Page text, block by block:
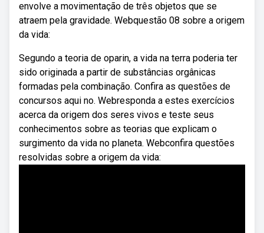
envolve a movimentação de três objetos que se
atraem pela gravidade. Webquestão 08 sobre a origem
da vida:
Segundo a teoria de oparin, a vida na terra poderia ter
sido originada a partir de substâncias orgânicas
formadas pela combinação. Confira as questões de
concursos aqui no. Webresponda a estes exercícios
acerca da origem dos seres vivos e teste seus
conhecimentos sobre as teorias que explicam o
surgimento da vida no planeta. Webconfira questões
resolvidas sobre a origem da vida: